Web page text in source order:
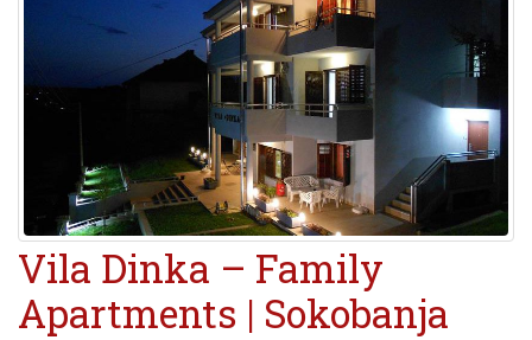
Vila Dinka – Family
Apartments | Sokobanja